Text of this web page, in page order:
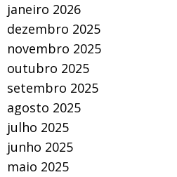
janeiro 2026
dezembro 2025
novembro 2025
outubro 2025
setembro 2025
agosto 2025
julho 2025
junho 2025
maio 2025